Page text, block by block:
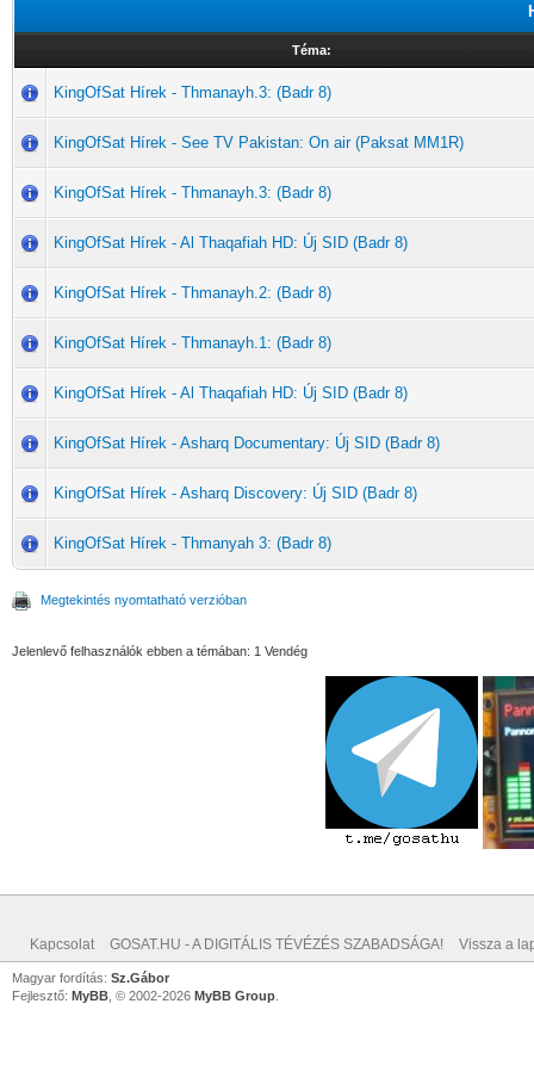
Téma:
KingOfSat Hírek - Thmanayh.3: (Badr 8)
KingOfSat Hírek - See TV Pakistan: On air (Paksat MM1R)
KingOfSat Hírek - Thmanayh.3: (Badr 8)
KingOfSat Hírek - Al Thaqafiah HD: Új SID (Badr 8)
KingOfSat Hírek - Thmanayh.2: (Badr 8)
KingOfSat Hírek - Thmanayh.1: (Badr 8)
KingOfSat Hírek - Al Thaqafiah HD: Új SID (Badr 8)
KingOfSat Hírek - Asharq Documentary: Új SID (Badr 8)
KingOfSat Hírek - Asharq Discovery: Új SID (Badr 8)
KingOfSat Hírek - Thmanyah 3: (Badr 8)
Megtekintés nyomtatható verzióban
Jelenlevő felhasználók ebben a témában: 1 Vendég
Kapcsolat GOSAT.HU - A DIGITÁLIS TÉVÉZÉS SZABADSÁGA! Vissza a
Magyar fordítás: Sz.Gábor
Fejlesztő: MyBB , © 2002-2026 MyBB Group